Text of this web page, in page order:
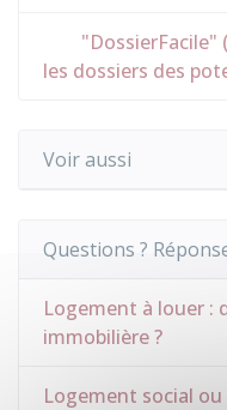
"DossierFacile"
les dossiers des
Voir aussi
Questions ?
Logement à louer :
immobilière ?
Logement social